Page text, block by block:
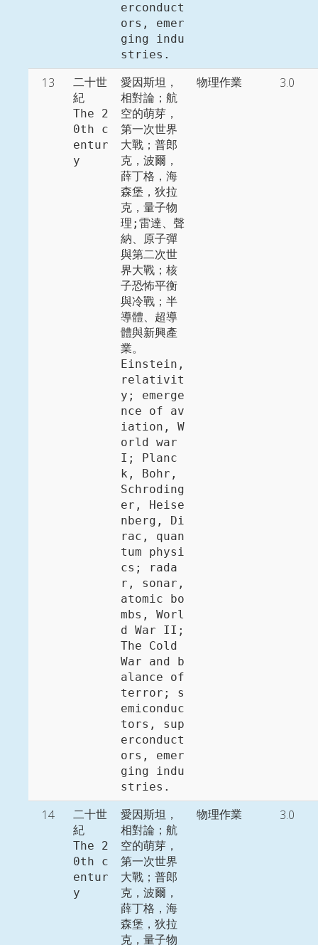
erconduct
ors, emer
ging indu
stries.
13
二十世
紀
The 2
0th c
entur
y
愛因斯坦，
相對論；航
空的萌芽，
第一次世界
大戰；普郎
克，波爾，
薛丁格，海
森堡，狄拉
克，量子物
理;雷達、聲
納、原子彈
與第二次世
界大戰；核
子恐怖平衡
與冷戰；半
導體、超導
體與新興產
業。
Einstein,
relativit
y; emerge
nce of av
iation, W
orld war
I; Planc
k, Bohr,
Schroding
er, Heise
nberg, Di
rac, quan
tum physi
cs; rada
r, sonar,
atomic bo
mbs, Worl
d War II;
The Cold
War and b
alance of
terror; s
emiconduc
tors, sup
erconduct
ors, emer
ging indu
stries.
物理作業 3.0
14
二十世
紀
The 2
0th c
entur
y
愛因斯坦，
相對論；航
空的萌芽，
第一次世界
大戰；普郎
克，波爾，
薛丁格，海
森堡，狄拉
克，量子物
物理作業 3.0